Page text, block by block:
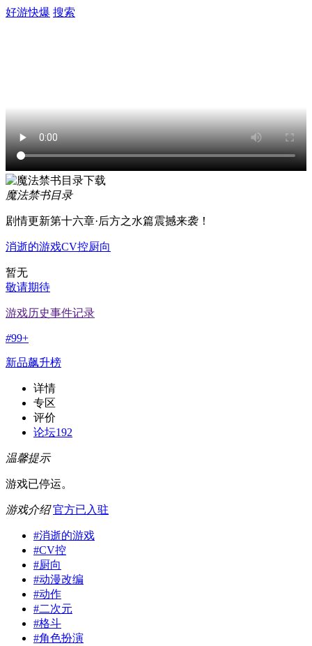
好游快爆 搜索
魔法禁书目录
剧情更新第十六章·后方之水篇震撼来袭！
消逝的游戏CV控厨向
暂无
敬请期待
游戏历史事件记录
#99+
新品飙升榜
详情
专区
评价
论坛192
温馨提示
游戏已停运。
游戏介绍 官方已入驻
#消逝的游戏
#CV控
#厨向
#动漫改编
#动作
#二次元
#格斗
#角色扮演